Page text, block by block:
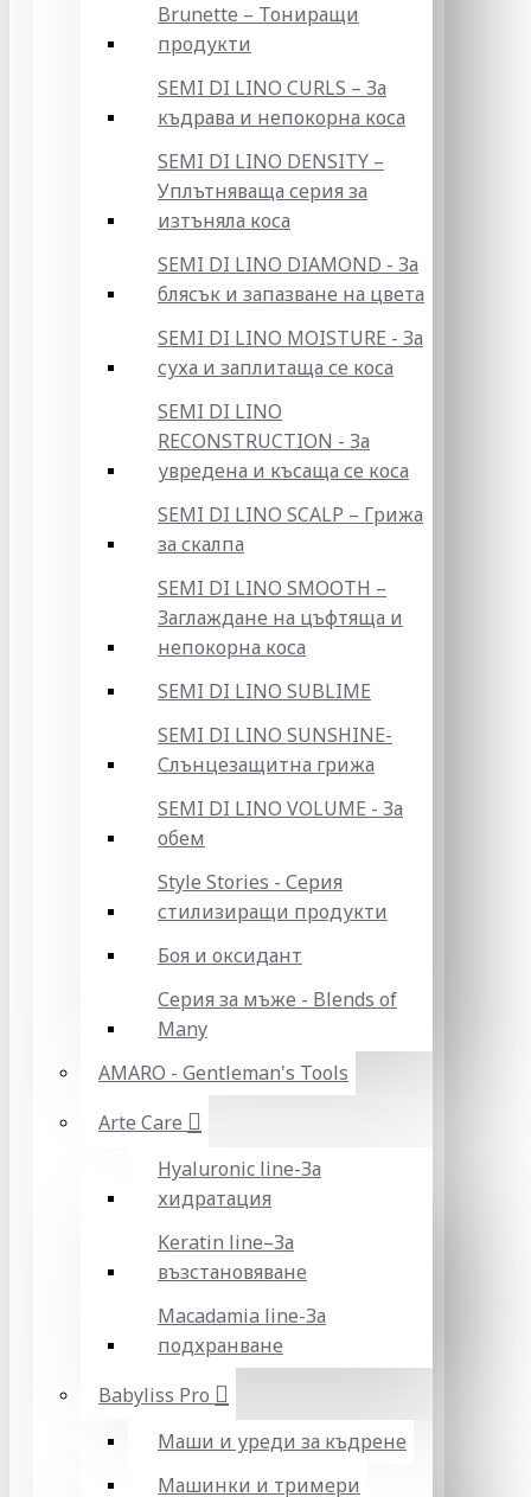
Brunette – Тониращи
продукти
SEMI DI LINO CURLS – За
къдрава и непокорна коса
SEMI DI LINO DENSITY –
Уплътняваща серия за
изтъняла коса
SEMI DI LINO DIAMOND - За
блясък и запазване на цвета
SEMI DI LINO MOISTURE - За
суха и заплитаща се коса
SEMI DI LINO
RECONSTRUCTION - За
увредена и късаща се коса
SEMI DI LINO SCALP – Грижа
за скалпа
SEMI DI LINO SMOOTH –
Заглаждане на цъфтяща и
непокорна коса
SEMI DI LINO SUBLIME
SEMI DI LINO SUNSHINE-
Слънцезащитна грижа
SEMI DI LINO VOLUME - За
обем
Style Stories - Серия
стилизиращи продукти
Боя и оксидант
Серия за мъже - Blends of
Many
AMARO - Gentleman's Tools
Arte Care
Hyaluronic line-За
хидратация
Keratin line–За
възстановяване
Macadamia line-За
подхранване
Babyliss Pro
Маши и уреди за къдрене
Машинки и тримери